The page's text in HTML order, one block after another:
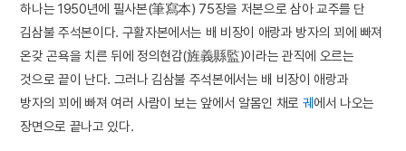
하나는 1950년에 필사본(筆寫本) 75장을 저본으로 삼아 교주를 단
김삼불 주석본이다. 구활자본에서는 배 비장이 애랑과 방자의 꾀에 빠져
온갖 곤욕을 치른 뒤에 정의현감(旌義縣監)이라는 관직에 오르는
것으로 끝이 난다. 그러나 김삼불 주석본에서는 배 비장이 애랑과
방자의 꾀에 빠져 여러 사람이 보는 앞에서 알몸인 채로 궤에서 나오는
장면으로 끝나고 있다.